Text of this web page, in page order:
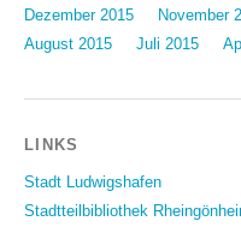
Dezember 2015
November
August 2015
Juli 2015
LINKS
Stadt Ludwigshafen
Stadtteilbibliothek